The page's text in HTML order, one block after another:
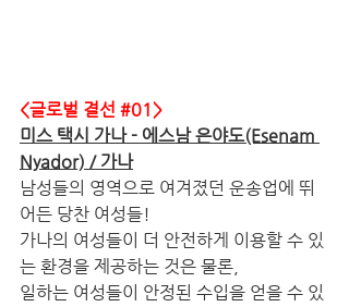
<글로벌 결선 #01>
미스 택시 가나 - 에스남 은야도(Esenam
Nyador) / 가나
남성들의 영역으로 여겨졌던 운송업에 뛰
어든 당찬 여성들!
가나의 여성들이 더 안전하게 이용할 수 있
는 환경을 제공하는 것은 물론,
일하는 여성들이 안정된 수입을 얻을 수 있